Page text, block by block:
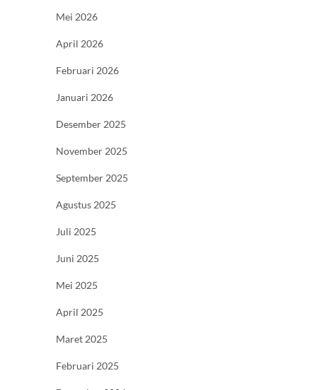
Mei 2026
April 2026
Februari 2026
Januari 2026
Desember 2025
November 2025
September 2025
Agustus 2025
Juli 2025
Juni 2025
Mei 2025
April 2025
Maret 2025
Februari 2025